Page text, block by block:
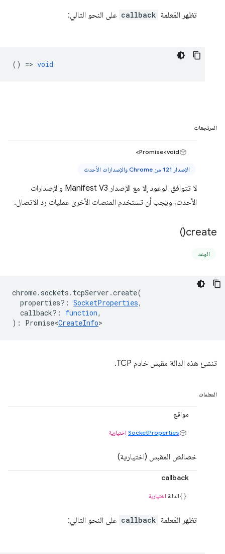
تظهر المَعلمة callback على النحو التالي:
() => void
المرتجعات
Promise<void>
الإصدار 121 من Chrome والإصدارات الأحدث
لا تتوافق الوعود إلا مع الإصدار Manifest V3 والإصدارات
الأحدث، ويجب أن تستخدم المنصات الأخرى عمليات رد الاتصال.
create(
)
الوعد
chrome. sockets . tcpServer .create(
properties? : SocketProperties,
callback? : function,
) : Promise<CreateInfo>
تنشئ هذه الدالة مقبس خادم TCP.
المعلمات
مواقع
SocketProperties اختيارية
خصائص المقبس (اختيارية)
callback
الدالة اختيارية
تظهر المَعلمة callback على النحو التالي: